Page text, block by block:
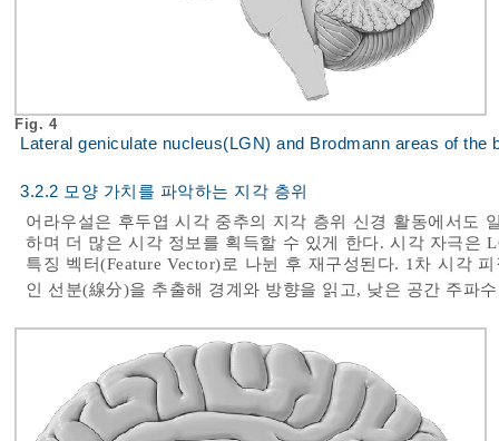
Fig. 4
Lateral geniculate nucleus(LGN) and Brodmann areas of the
3.2.2 모양 가치를 파악하는 지각 층위
어라우설은 후두엽 시각 중추의 지각 층위 신경 활동에서도
하며 더 많은 시각 정보를 획득할 수 있게 한다. 시각 자극은
특징 벡터(Feature Vector)로 나뉜 후 재구성된다. 1차 시각
인 선분(線分)을 추출해 경계와 방향을 읽고, 낮은 공간 주파